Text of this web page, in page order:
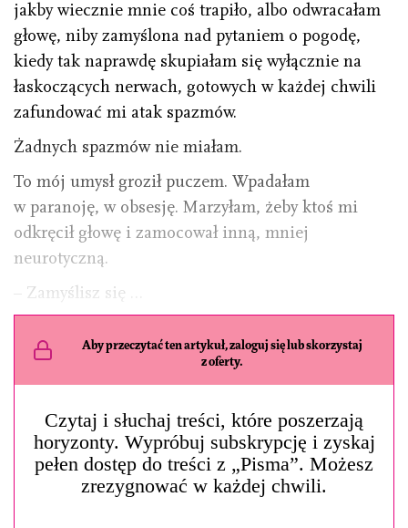
jakby wiecznie mnie coś trapiło, albo odwracałam
głowę, niby zamyślona nad pytaniem o pogodę,
kiedy tak naprawdę skupiałam się wyłącznie na
łaskoczących nerwach, gotowych w każdej chwili
zafundować mi atak spazmów.
Żadnych spazmów nie miałam.
To mój umysł groził puczem. Wpadałam
w paranoję, w obsesję. Marzyłam, żeby ktoś mi
odkręcił głowę i zamocował inną, mniej
neurotyczną.
– Zamyślisz się …
Aby przeczytać ten artykuł, zaloguj się lub skorzystaj
z oferty.
Czytaj i słuchaj treści, które poszerzają
horyzonty. Wypróbuj subskrypcję i zyskaj
pełen dostęp do treści z „Pisma”. Możesz
zrezygnować w każdej chwili.